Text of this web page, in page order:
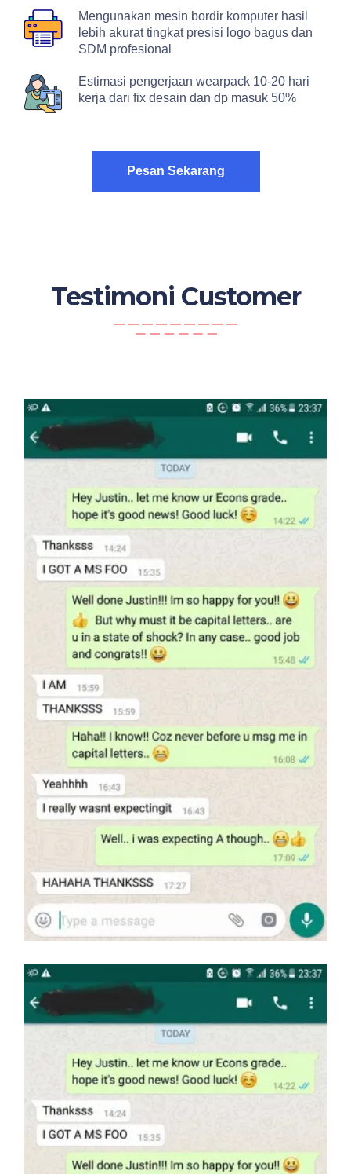
Mengunakan mesin bordir komputer hasil
lebih akurat tingkat presisi logo bagus dan
SDM profesional
Estimasi pengerjaan wearpack 10-20 hari
kerja dari fix desain dan dp masuk 50%
Pesan Sekarang
Testimoni Customer